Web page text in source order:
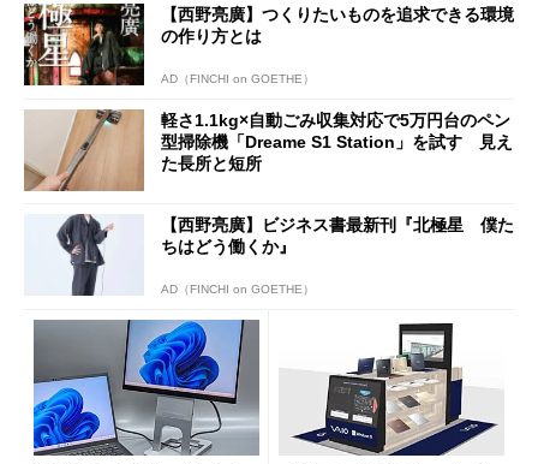
【西野亮廣】つくりたいものを追求できる環境
の作り方とは
AD（FINCHI on GOETHE）
軽さ1.1kg×自動ごみ収集対応で5万円台のペン
型掃除機「Dreame S1 Station」を試す 見え
た長所と短所
【西野亮廣】ビジネス書最新刊『北極星 僕た
ちはどう働くか』
AD（FINCHI on GOETHE）